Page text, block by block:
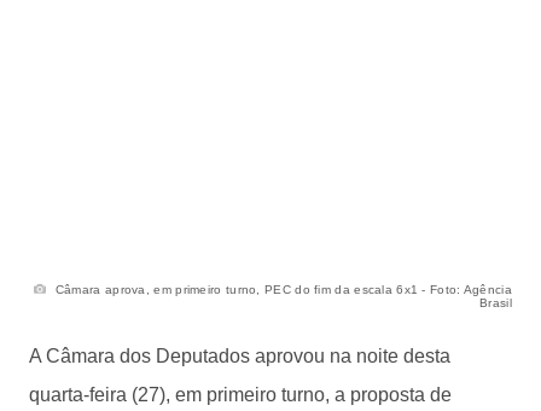
Câmara aprova, em primeiro turno, PEC do fim da escala 6x1 - Foto: Agência
Brasil
A Câmara dos Deputados aprovou na noite desta
quarta-feira (27), em primeiro turno, a proposta de